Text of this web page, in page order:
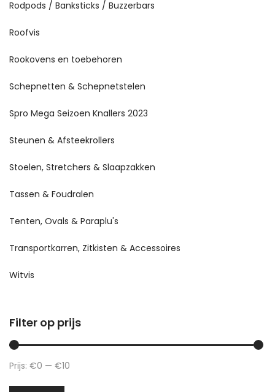
Rodpods / Banksticks / Buzzerbars
Roofvis
Rookovens en toebehoren
Schepnetten & Schepnetstelen
Spro Mega Seizoen Knallers 2023
Steunen & Afsteekrollers
Stoelen, Stretchers & Slaapzakken
Tassen & Foudralen
Tenten, Ovals & Paraplu's
Transportkarren, Zitkisten & Accessoires
Witvis
Filter op prijs
Prijs: €0 — €10